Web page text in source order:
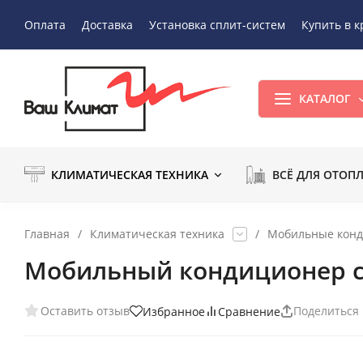
Оплата Доставка Установка сплит-систем Купить в
КАТАЛОГ
КЛИМАТИЧЕСКАЯ ТЕХНИКА ВСЁ ДЛЯ
Главная / Климатическая техника / Мобильные
Мобильный кондиционер
Оставить отзыв Избранное Сравнение Поделиться